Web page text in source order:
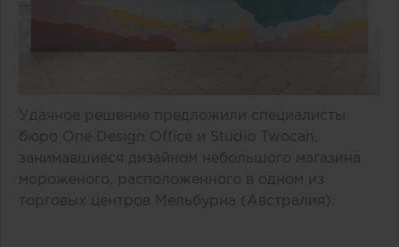
Удачное решение предложили специалисты
бюро One Design Office и Studio Twocan,
занимавшиеся дизайном небольшого магазина
мороженого, расположенного в одном из
торговых центров Мельбурна (Австралия).